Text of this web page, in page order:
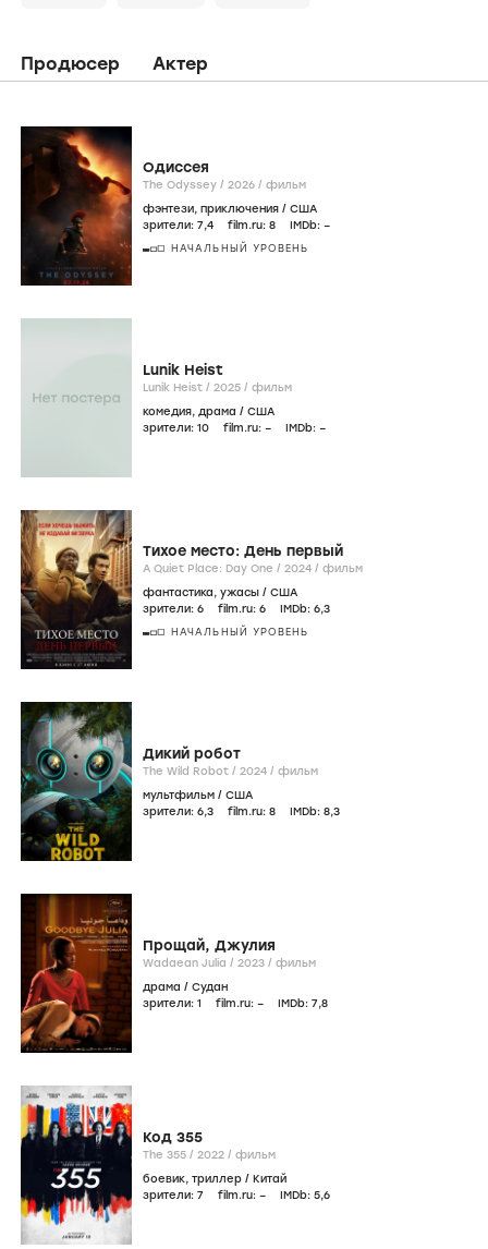
Продюсер Актер
Одиссея
The Odyssey / 2026 / фильм
фэнтези, приключения / США
зрители: 7,4 film.ru: 8 IMDb: –
НАЧАЛЬНЫЙ УРОВЕНЬ
Lunik Heist
Lunik Heist / 2025 / фильм
комедия, драма / США
зрители: 10 film.ru: – IMDb: –
Тихое место: День первый
A Quiet Place: Day One / 2024 / фильм
фантастика, ужасы / США
зрители: 6 film.ru: 6 IMDb: 6,3
НАЧАЛЬНЫЙ УРОВЕНЬ
Дикий робот
The Wild Robot / 2024 / фильм
мультфильм / США
зрители: 6,3 film.ru: 8 IMDb: 8,3
Прощай, Джулия
Wadaean Julia / 2023 / фильм
драма / Судан
зрители: 1 film.ru: – IMDb: 7,8
Код 355
The 355 / 2022 / фильм
боевик, триллер / Китай
зрители: 7 film.ru: – IMDb: 5,6